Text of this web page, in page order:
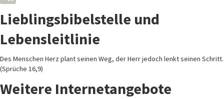
Lieblingsbibelstelle und
Lebensleitlinie
Des Menschen Herz plant seinen Weg, der Herr jedoch lenkt seinen Schritt.
(Sprüche 16,9)
Weitere Internetangebote